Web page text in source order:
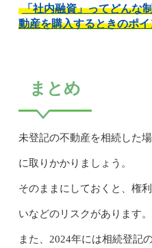
「社内融資」ってどんな
動産を購入するときのポ
まとめ
未登記の不動産を相続した
に取りかかりましょう。
そのままにしておくと、権
いなどのリスクがあります。
また、2024年には相続登記